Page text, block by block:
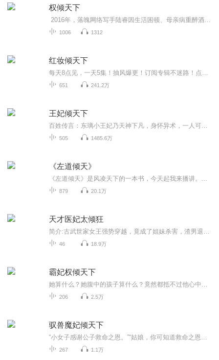
权倾天下
1006 1312
红妆倾天下
651 241.2万
王妃倾天下
505 1485.6万
《左道倾天》
《左道倾天》是风凌天下的一本书，今天起我来播讲。...
879 20.1万
天才医妃太倾狂
46 18.9万
霸妃权倾天下
206 2.5万
驭兽魔妃倾天下
267 1.1万